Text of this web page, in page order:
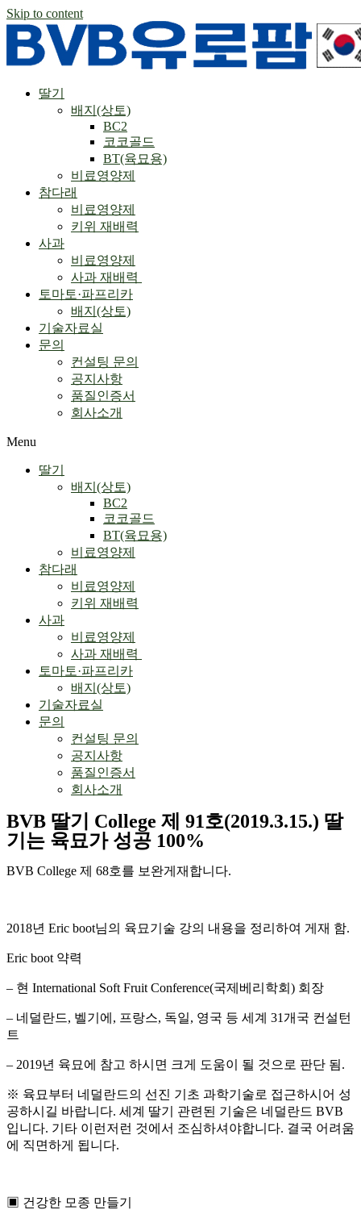
Skip to content
딸기
배지(상토)
BC2
코코골드
BT(육묘용)
비료영양제
참다래
비료영양제
키위 재배력
사과
비료영양제
사과 재배력 ​
토마토·파프리카
배지(상토)
기술자료실
문의
컨설팅 문의
공지사항
품질인증서
회사소개
Menu
딸기
배지(상토)
BC2
코코골드
BT(육묘용)
비료영양제
참다래
비료영양제
키위 재배력
사과
비료영양제
사과 재배력 ​
토마토·파프리카
배지(상토)
기술자료실
문의
컨설팅 문의
공지사항
품질인증서
회사소개
BVB 딸기 College 제 91호(2019.3.15.) 딸
기는 육묘가 성공 100%
BVB College 제 68호를 보완게재합니다.
2018년 Eric boot님의 육묘기술 강의 내용을 정리하여 게재 함.
Eric boot 약력
– 현 International Soft Fruit Conference(국제베리학회 ) 회장
– 네덜란드, 벨기에 , 프랑스, 독일, 영국 등 세계 31개국 컨설턴
트
– 2019년 육묘에 참고 하시면 크게 도움이 될 것으로 판단 됨.
※ 육묘부터 네덜란드의 선진 기초 과학기술로 접근하시어 성
공하시길 바랍니다. 세계 딸기 관련된 기술은 네덜란드 BVB
입니다. 기타 이런저런 것에서 조심하셔야합니다. 결국 어려움
에 직면하게 됩니다.
▣ 건강한 모종 만들기